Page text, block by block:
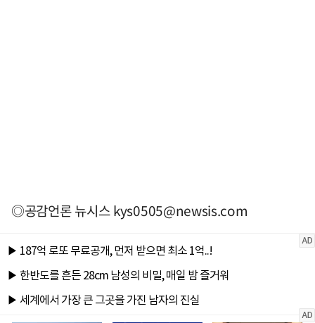
◎공감언론 뉴시스kys0505@newsis.com